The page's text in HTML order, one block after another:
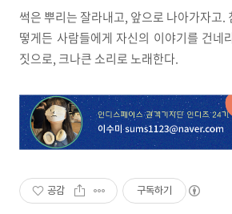
썩은 뿌리는 잘라내고, 앞으로 나아가자고.
떻게든 사람들에게 자신의 이야기를 건네
짓으로, 크나큰 소리로 노래한다.
공감 구독하기